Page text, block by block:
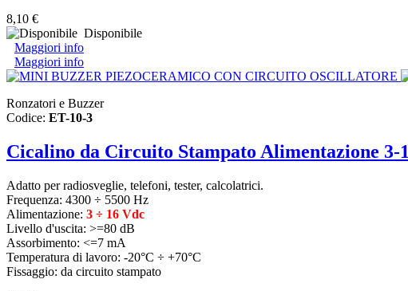
8,10 €
Disponibile
Maggiori info
Maggiori info
Ronzatori e Buzzer
Codice: ET-10-3
Cicalino da Circuito Stampato Alimentazione 3-
Adatto per radiosveglie, telefoni, tester, calcolatrici.
Frequenza: 4300 ÷ 5500 Hz
Alimentazione: 3 ÷ 16 Vdc
Livello d'uscita: >=80 dB
Assorbimento: <=7 mA
Temperatura di lavoro: -20°C ÷ +70°C
Fissaggio: da circuito stampato